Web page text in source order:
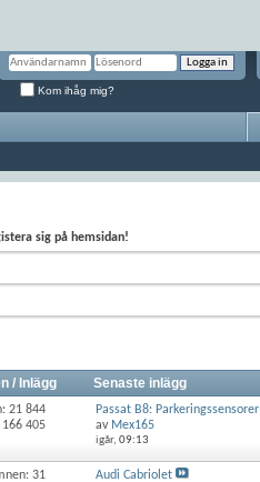
Kom ihåg mig?
sig på hemsidan!
/ Inlägg Senaste inlägg
21 844
166 405
Passat B8: Parkeringssensorer
av Mex165
igår, 09:13
31
Audi Cabriolet